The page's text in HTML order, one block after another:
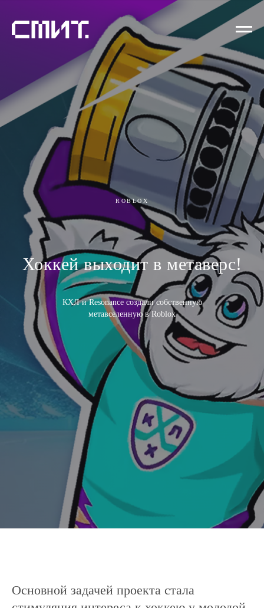
ROBLOX
Хоккей выходит в метаверс!
КХЛ и Resonance создали собственную
метавселенную в Roblox
Основной задачей проекта стала